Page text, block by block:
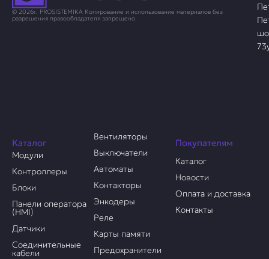
© 2026г. PROSISTEMIKA Копирование и использование материалов без
разрешения правообладателя запрещено
Каталог
Модули
Контроллеры
Блоки
Панели оператора
(HMI)
Датчики
Соединительные
кабели
Вентиляторы
Выключатели
Автоматы
Контакторы
Энкодеры
Реле
Карты памяти
Предохранители
Покупателям
Каталог
Новости
Оплата и доставка
Контакты